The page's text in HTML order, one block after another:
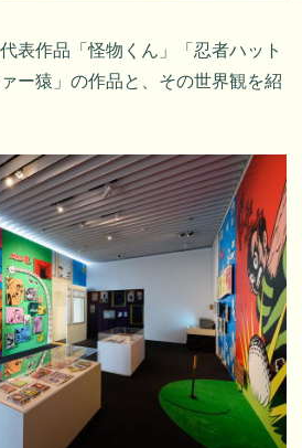
表作品「怪物くん」「忍者ハット
ー猿」の作品と、その世界観を紹